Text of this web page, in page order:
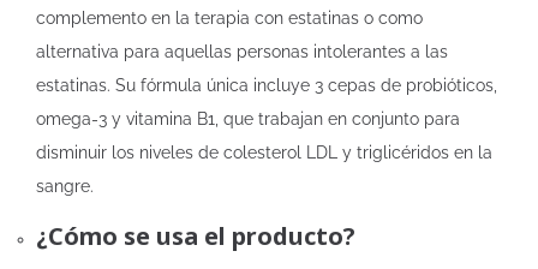
complemento en la terapia con estatinas o como
alternativa para aquellas personas intolerantes a las
estatinas. Su fórmula única incluye 3 cepas de probióticos,
omega-3 y vitamina B1, que trabajan en conjunto para
disminuir los niveles de colesterol LDL y triglicéridos en la
sangre.
¿Cómo se usa el producto?